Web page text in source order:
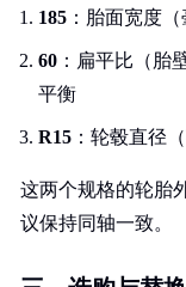
185 ：胎面宽度
60 ：扁平比（胎
平衡
R15 ：轮毂直径
这两个规格的轮胎
议保持同轴一致。